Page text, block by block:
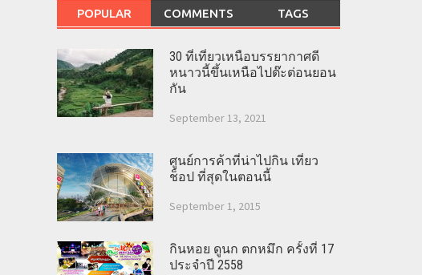
POPULAR COMMENTS TAGS
30 ที่เที่ยวเหนือบรรยากาศดี
หนาวนี้ขึ้นเหนือไปต๊ะต่อนยอน
กัน
September 13, 2021
ศูนย์การค้าที่น่าไปกิน เที่ยว
ช็อป ที่สุดในตอนนี้
September 1, 2015
กินหอย ดูนก ตกหมึก ครั้งที่ 17
ประจำปี 2558